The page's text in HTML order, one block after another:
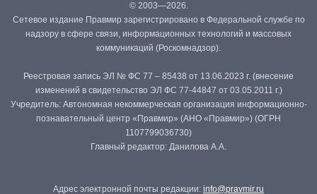
© 2003—2026.
Сетевое издание Правмир зарегистрировано в Федеральной службе по
надзору в сфере связи, информационных технологий и массовых
коммуникаций (Роскомнадзор).
Реестровая запись ЭЛ № ФС 77 – 85438 от 13.06.2023 г. (внесение
изменений в свидетельство ЭЛ ФС 77-44847 от 03.05.2011 г.)
Учредитель: Автономная некоммерческая организация информационно-
познавательный центр «Правмир» (АНО «Правмир») (ОГРН
1107799036730)
Главный редактор: Данилова А.А.
Адрес электронной почты редакции: info@pravmir.ru